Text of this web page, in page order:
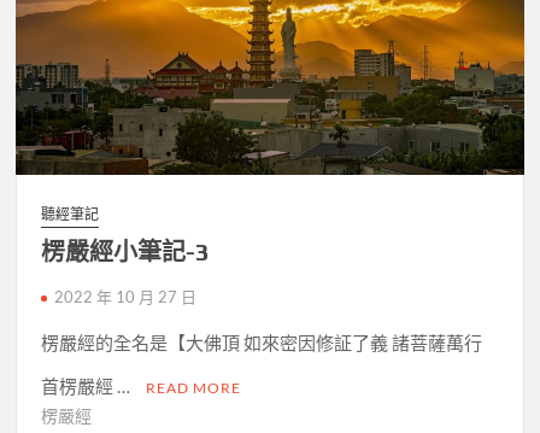
聽經筆記
楞嚴經小筆記-3
2022 年 10 月 27 日
楞嚴經的全名是【大佛頂 如來密因修証了義 諸菩薩萬行
首楞嚴經 …
READ MORE
楞嚴經